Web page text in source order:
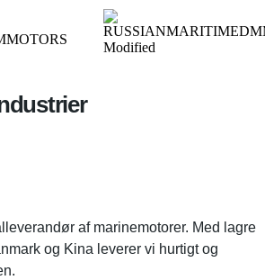
af marinemotorer. Med lagre
og Kina leverer vi hurtigt og